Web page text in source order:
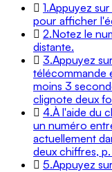
1.Appuyez sur
pour afficher
2.Notez le
distante.
3.Appuyez
télécommande
moins 3
clignote deux
4.À l'aide du
un numéro
actuellement
deux chiffres,
5.Appuyez sur